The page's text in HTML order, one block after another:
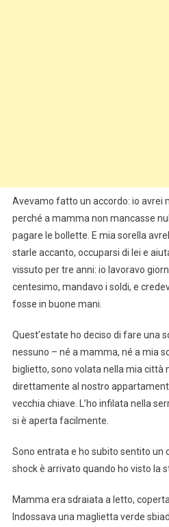
Avevamo fatto un accordo: io avrei
perché a mamma non mancasse
pagare le bollette. E mia sorella
starle accanto, occuparsi di lei e
vissuto per tre anni: io lavoravo
centesimo, mandavo i soldi, e
fosse in buone mani.
Quest’estate ho deciso di fare una
nessuno – né a mamma, né a mia
biglietto, sono volata nella mia città
direttamente al nostro
vecchia chiave. L’ho infilata nella
si è aperta facilmente.
Sono entrata e ho subito sentito un
shock è arrivato quando ho visto la
Mamma era sdraiata a letto,
Indossava una maglietta verde